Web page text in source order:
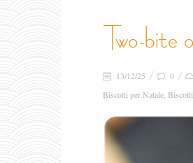
two-bite
13/12/25 0
Biscotti per Natale